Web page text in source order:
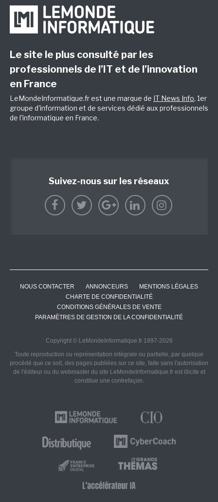
Le site le plus consulté par les
professionnels de l’IT et de l’innovation
en France
LeMondeInformatique.fr est une marque de IT News Info, 1er
groupe d'information et de services dédié aux professionnels
de l'informatique en France.
Suivez-nous sur les réseaux
NOUS CONTACTER ANNONCEURS
MENTIONS LÉGALES
CHARTE DE CONFIDENTIALITÉ
CONDITIONS GÉNÉRALES DE VENTE
PARAMÈTRES DE GESTION DE LA CONFIDENTIALITÉ
Copyright © LeMondeInformatique.fr 1997-2026
Toute reproduction ou représentation intégrale ou partielle, par quelque
procédé que ce soit, des pages publiées sur ce site, faite sans l'autorisation
de l'éditeur ou du webmaster du site LeMondeInformatique.fr est illicite et
constitue une contrefaçon.